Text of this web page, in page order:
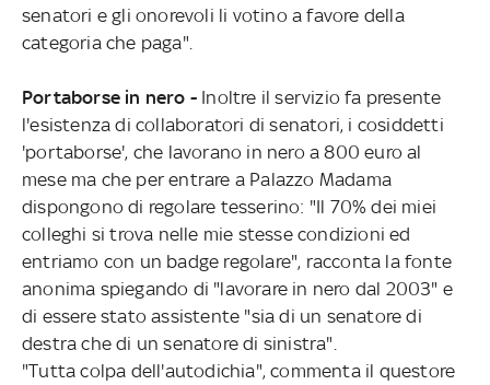
senatori e gli onorevoli li votino a favore della
categoria che paga".
Portaborse in nero - Inoltre il servizio fa presente
l'esistenza di collaboratori di senatori, i cosiddetti
'portaborse', che lavorano in nero a 800 euro al
mese ma che per entrare a Palazzo Madama
dispongono di regolare tesserino: "Il 70% dei miei
colleghi si trova nelle mie stesse condizioni ed
entriamo con un badge regolare", racconta la fonte
anonima spiegando di "lavorare in nero dal 2003" e
di essere stato assistente "sia di un senatore di
destra che di un senatore di sinistra".
"Tutta colpa dell'autodichia", commenta il questore